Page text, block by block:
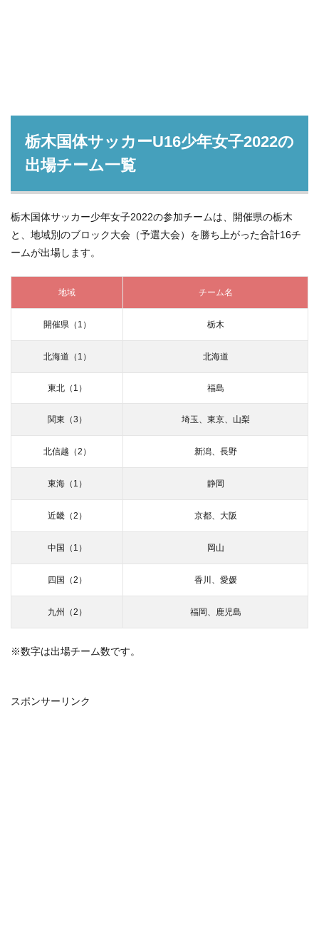
栃木国体サッカーU16少年女子2022の
出場チーム一覧
栃木国体サッカー少年女子2022の参加チームは、開催県の栃木
と、地域別のブロック大会（予選大会）を勝ち上がった合計16チ
ームが出場します。
地域 チーム名
開催県（1） 栃木
北海道（1） 北海道
東北（1） 福島
関東（3） 埼玉、東京、山梨
北信越（2） 新潟、長野
東海（1） 静岡
近畿（2） 京都、大阪
中国（1） 岡山
四国（2） 香川、愛媛
九州（2） 福岡、鹿児島
※数字は出場チーム数です。
スポンサーリンク